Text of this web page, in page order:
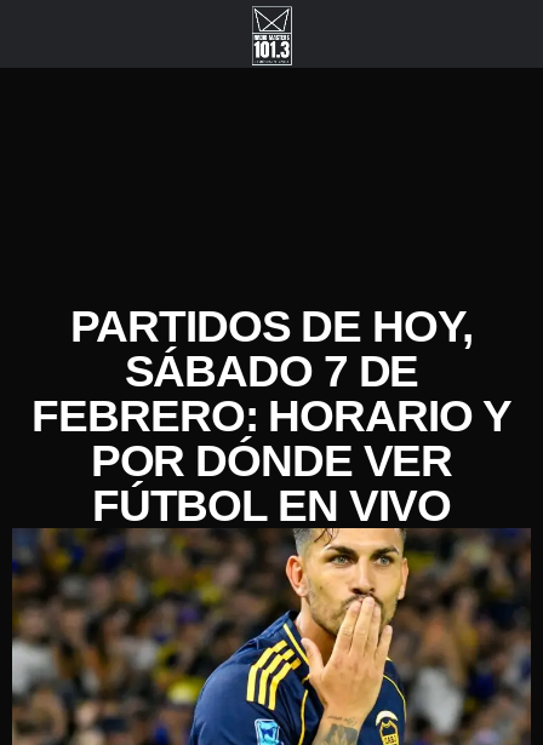
PARTIDOS DE HOY,
SÁBADO 7 DE
FEBRERO: HORARIO Y
POR DÓNDE VER
FÚTBOL EN VIVO